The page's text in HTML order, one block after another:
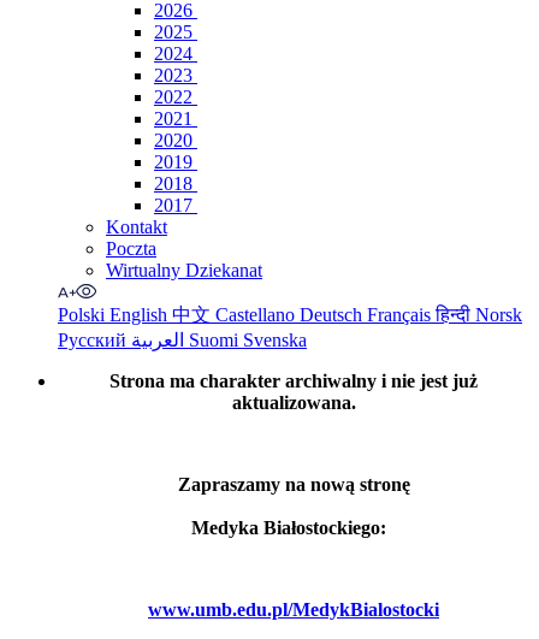
2026
2025
2024
2023
2022
2021
2020
2019
2018
2017
Kontakt
Poczta
Wirtualny Dziekanat
Polski English 中文 Castellano Deutsch Françaisहिन्दी Norsk
Русский
Suomi Svenska
Strona ma charakter archiwalny i nie jest już
aktualizowana.
Zapraszamy na nową stronę
Medyka Białostockiego:
www.umb.edu.pl/MedykBialostocki